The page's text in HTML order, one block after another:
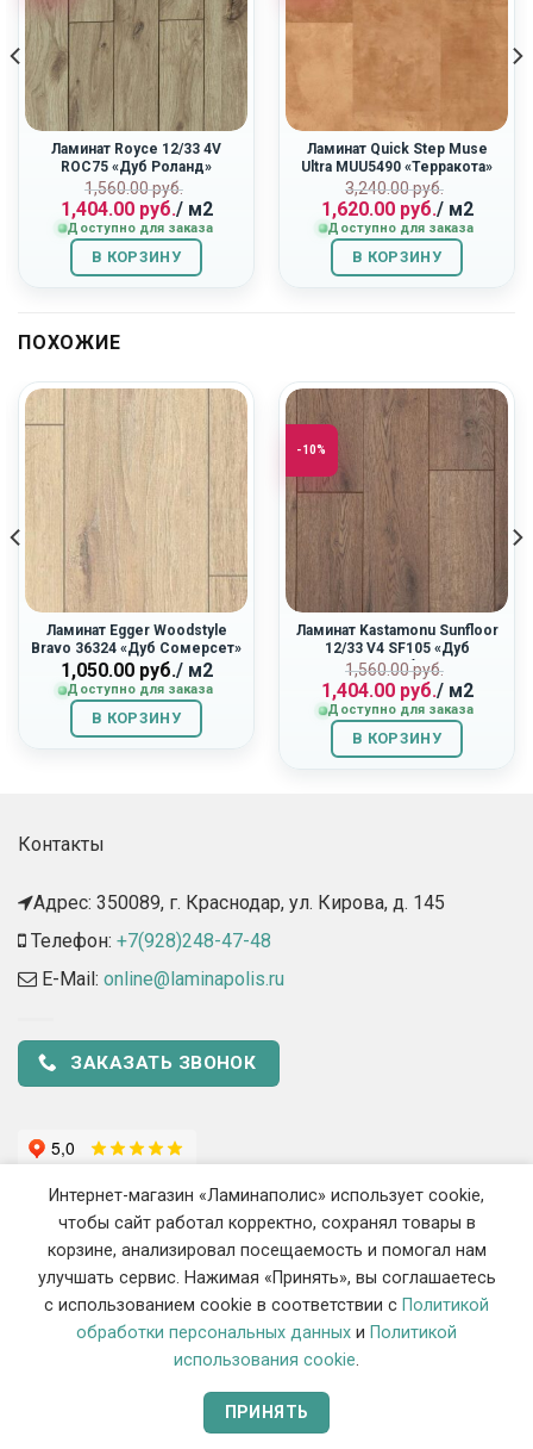
Ламинат Royce 12/33 4V
ROC75 «Дуб Роланд»
1,560.00руб.
Первоначальная
цена
составляла
1,560.00
руб..
1,404.00руб.
Текущая
цена:
1,404.00
руб..
/ м2
Доступно для заказа
В КОРЗИНУ
Ламинат Quick Step Muse
Ultra MUU5490 «Терракота»
3,240.00руб.
цена
составляла
3,240.00
руб..
1,620.00руб.
Текущая
цена:
1,620.00
руб..
/ м2
Доступно для заказа
В КОРЗИНУ
ПОХОЖИЕ
Ламинат Egger Woodstyle
Bravo 36324 «Дуб Сомерсет»
1,050.00руб./ м2
Доступно для заказа
В КОРЗИНУ
-10%
Ламинат Kastamonu Sunfloor
12/33 V4 SF105 «Дуб
Альгамбра»
1,560.00руб.
цена
составляла
1,560.00
руб..
1,404.00руб.
Текущая
цена:
1,404.00
руб..
/ м2
Доступно для заказа
В КОРЗИНУ
Контакты
Адрес: 350089, г. Краснодар, ул. Кирова, д. 145​
Телефон: +7(928)248-47-48
E-Mail: online@laminapolis.ru
ЗАКАЗАТЬ ЗВОНОК
2018 - 2026 ©«Ламинаполис» — Интернет-магазин напольных
покрытий
070105792911
Интернет-магазин «Ламинаполис» использует cookie,
чтобы сайт работал корректно, сохранял товары в
корзине, анализировал посещаемость и помогал нам
улучшать сервис. Нажимая «Принять», вы соглашаетесь
с использованием cookie в соответствии с Политикой
обработки персональных данных и Политикой
использования cookie.
ПРИНЯТЬ